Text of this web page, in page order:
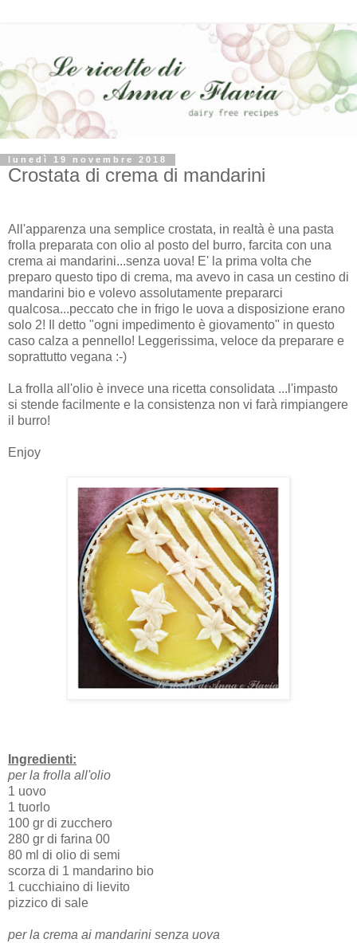
lunedì 19 novembre 2018
Crostata di crema di mandarini
All'apparenza una semplice crostata, in realtà è una pasta
frolla preparata con olio al posto del burro, farcita con una
crema ai mandarini...senza uova! E' la prima volta che
preparo questo tipo di crema, ma avevo in casa un cestino di
mandarini bio e volevo assolutamente prepararci
qualcosa...peccato che in frigo le uova a disposizione erano
solo 2! Il detto "ogni impedimento è giovamento" in questo
caso calza a pennello! Leggerissima, veloce da preparare e
soprattutto vegana :-)
La frolla all'olio è invece una ricetta consolidata ...l'impasto
si stende facilmente e la consistenza non vi farà rimpiangere
il burro!
Enjoy
Ingredienti:
per la frolla all'olio
1 uovo
1 tuorlo
100 gr di zucchero
280 gr di farina 00
80 ml di olio di semi
scorza di 1 mandarino bio
1 cucchiaino di lievito
pizzico di sale
per la crema ai mandarini senza uova